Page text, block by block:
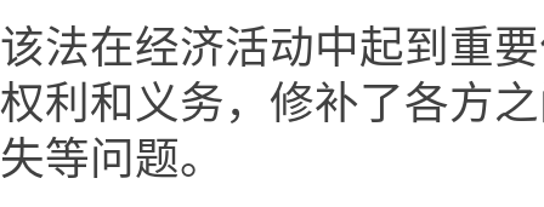
该法在经济活动中起到重
权利和义务，修补了各方
失等问题。